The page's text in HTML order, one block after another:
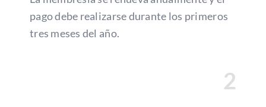
pago debe realizarse durante los primeros
tres meses del año.
2